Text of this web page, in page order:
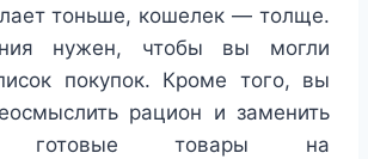
тоньше, кошелек — толще.
нужен, чтобы вы могли
покупок. Кроме того, вы
рацион и заменить
готовые товары на